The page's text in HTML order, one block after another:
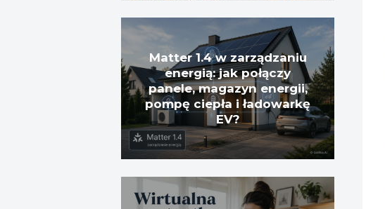
Matter 1.4 w zarządzaniu
energią: jak połączy
panele, magazyn energii,
pompę ciepła i ładowarkę
EV?